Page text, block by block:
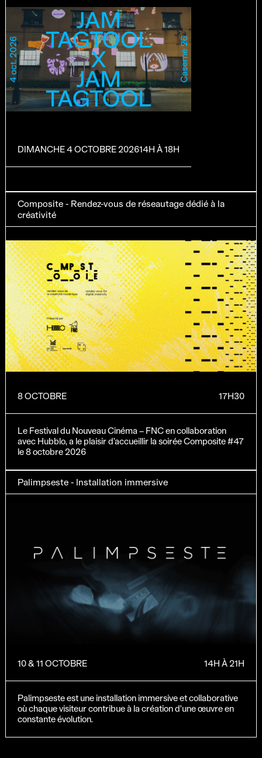
DIMANCHE 4 OCTOBRE 202614H À 18H
Composite - Rendez-vous de réseautage dédié à la
créativité
8 OCTOBRE 17H30
Le Festival du Nouveau Cinéma – FNC en collaboration
avec Hubblo, a le plaisir d’accueillir la soirée Composite #47
le 8 octobre 2026
Palimpseste - Installation immersive
10 & 11 OCTOBRE 14H À 21H
Palimpseste est une installation immersive et collaborative
où chaque visiteur contribue à la création d'une œuvre en
constante évolution.